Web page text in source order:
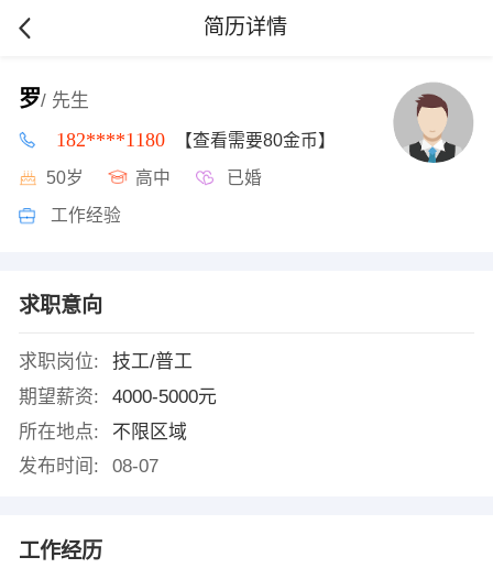
简历详情
罗/ 先生
182****1180 【查看需要80金币】
50岁 高中 已婚
工作经验
求职意向
求职岗位:
技工/普工
期望薪资:
4000-5000元
所在地点:
不限区域
发布时间:
08-07
工作经历